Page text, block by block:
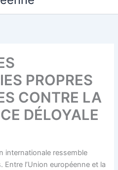
PROPRES
CONTRE LA
DÉLOYALE
internationale ressemble
l’Union européenne et la